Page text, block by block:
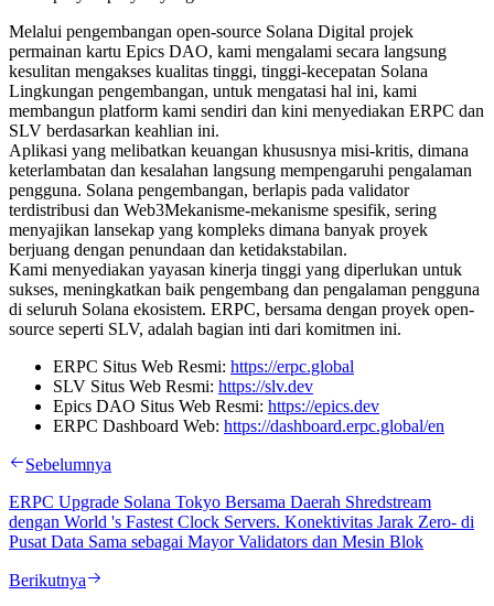
Melalui pengembangan open-source Solana Digital projek
permainan kartu Epics DAO, kami mengalami secara langsung
kesulitan mengakses kualitas tinggi, tinggi-kecepatan Solana
Lingkungan pengembangan, untuk mengatasi hal ini, kami
membangun platform kami sendiri dan kini menyediakan ERPC dan
SLV berdasarkan keahlian ini.
Aplikasi yang melibatkan keuangan khususnya misi-kritis, dimana
keterlambatan dan kesalahan langsung mempengaruhi pengalaman
pengguna. Solana pengembangan, berlapis pada validator
terdistribusi dan Web3Mekanisme-mekanisme spesifik, sering
menyajikan lansekap yang kompleks dimana banyak proyek
berjuang dengan penundaan dan ketidakstabilan.
Kami menyediakan yayasan kinerja tinggi yang diperlukan untuk
sukses, meningkatkan baik pengembang dan pengalaman pengguna
di seluruh Solana ekosistem. ERPC, bersama dengan proyek open-
source seperti SLV, adalah bagian inti dari komitmen ini.
ERPC Situs Web Resmi: https://erpc.global
SLV Situs Web Resmi: https://slv.dev
Epics DAO Situs Web Resmi: https://epics.dev
ERPC Dashboard Web: https://dashboard.erpc.global/en
Sebelumnya
ERPC Upgrade Solana Tokyo Bersama Daerah Shredstream
dengan World 's Fastest Clock Servers. Konektivitas Jarak Zero- di
Pusat Data Sama sebagai Mayor Validators dan Mesin Blok
Berikutnya